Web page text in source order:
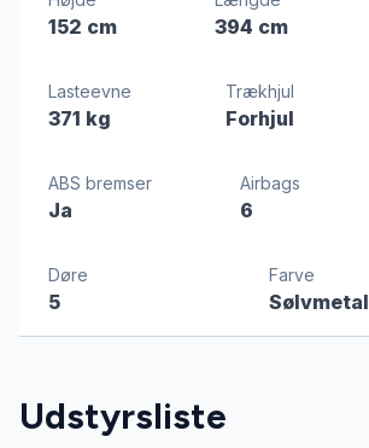
152 cm 394 cm
Lasteevne
371 kg
Trækhjul
Forhjul
ABS bremser
Ja
Airbags
6
Døre
5
Farve
Sølvmetal
Udstyrsliste